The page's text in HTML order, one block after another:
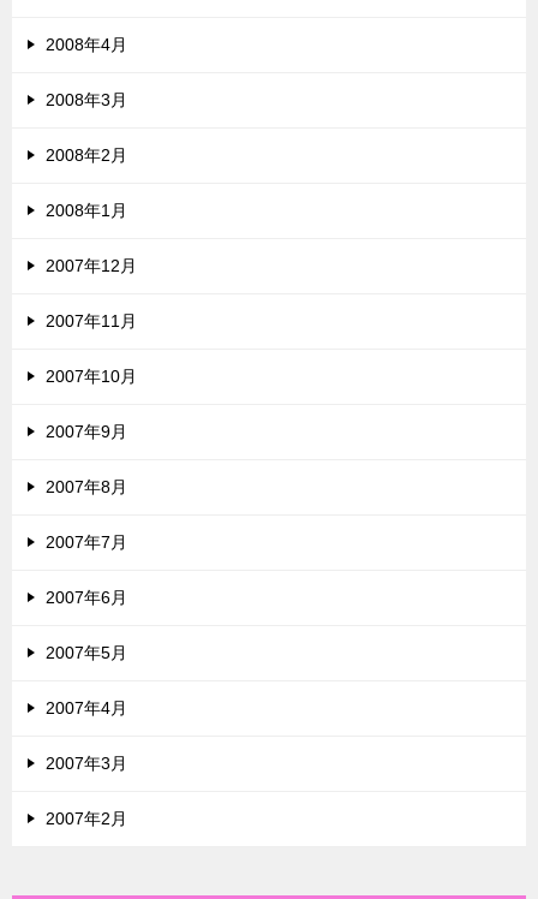
2008年4月
2008年3月
2008年2月
2008年1月
2007年12月
2007年11月
2007年10月
2007年9月
2007年8月
2007年7月
2007年6月
2007年5月
2007年4月
2007年3月
2007年2月